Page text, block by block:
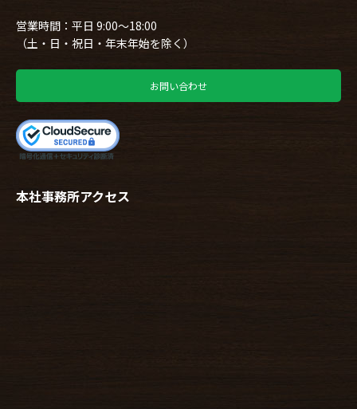
営業時間：平日 9:00～18:00
（土・日・祝日・年末年始を除く）
お問い合わせ
本社事務所アクセス